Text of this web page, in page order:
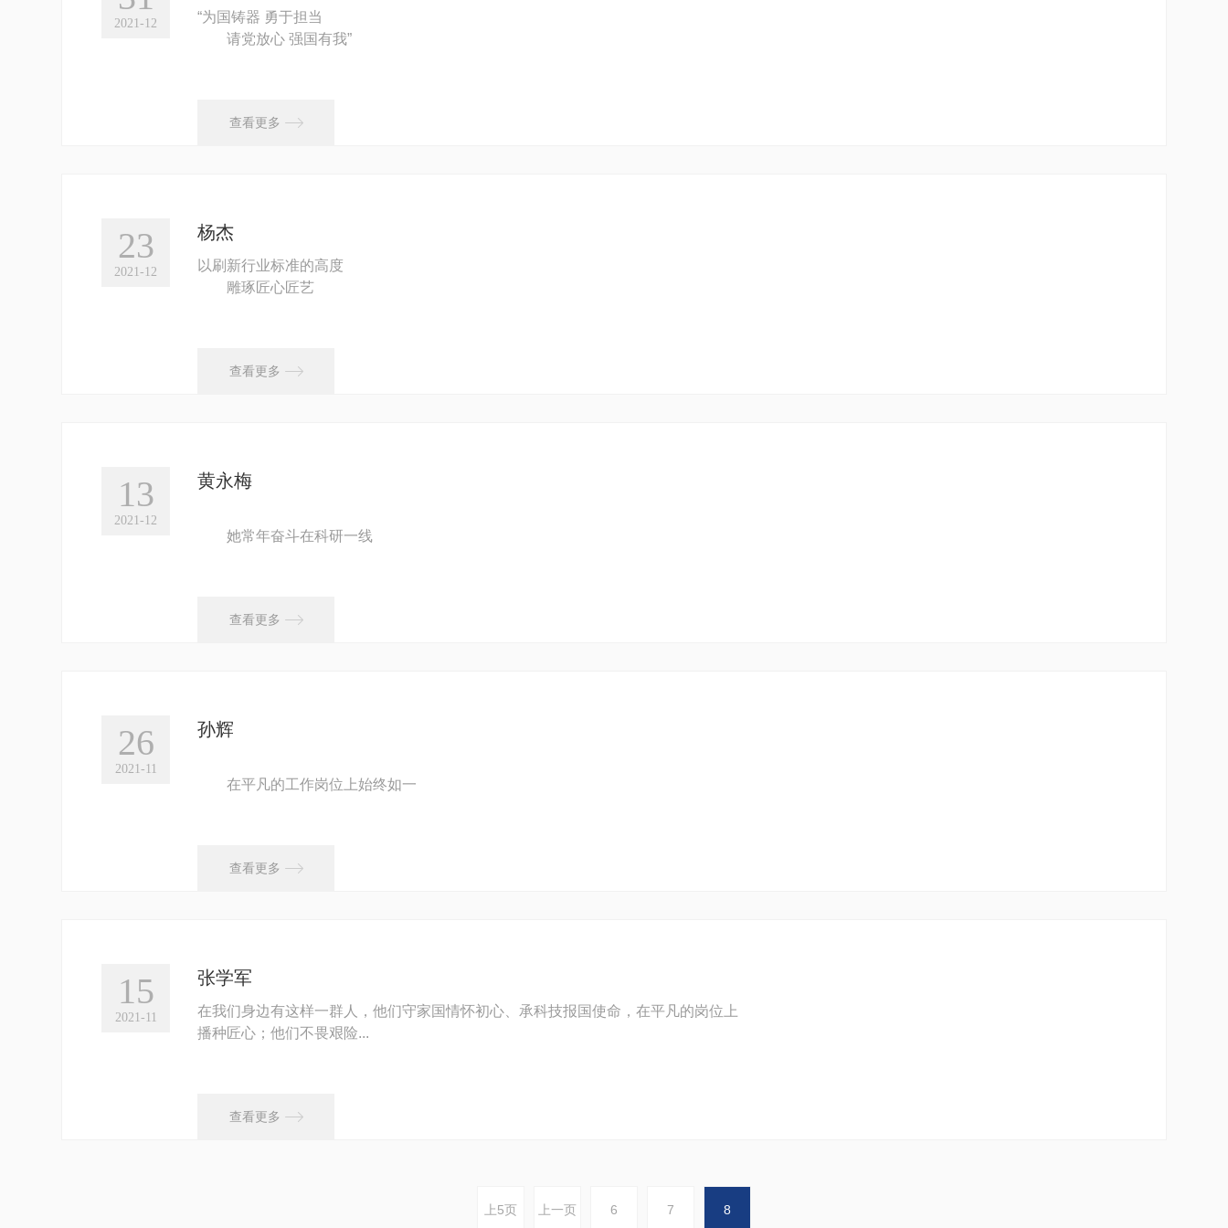
“为国铸器 勇于担当
请党放心 强国有我”
查看更多 
2021-12
杨杰
以刷新行业标准的高度
雕琢匠心匠艺
查看更多 
23
2021-12
黄永梅
她常年奋斗在科研一线
查看更多 
13
2021-12
孙辉
在平凡的工作岗位上始终如一
查看更多 
26
2021-11
张学军
在我们身边有这样一群人，他们守家国情怀初心、承科技报国使命，在平凡的岗位上
播种匠心；他们不畏艰险...
查看更多 
15
2021-11
上5页 上一页 6 7 8